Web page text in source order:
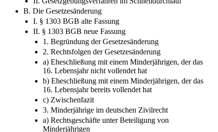
B. Die Gesetzesänderung
I. § 1303 BGB alte Fassung
II. § 1303 BGB neue Fassung
1. Begründung der Gesetzesänderung
2. Rechtsfolgen der Gesetzesänderung
a) Eheschließung mit einem Minderjährigen, der das
16. Lebensjahr nicht vollendet hat
b) Eheschließung mit einem Minderjährigen, der das
16. Lebensjahr bereits vollendet hat
c) Zwischenfazit
3. Minderjährige im deutschen Zivilrecht
a) Rechtsgeschäfte unter Beteiligung von
Minderjährigen